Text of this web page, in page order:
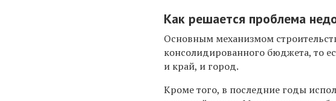
Как решается проблема
Основным механизмом
консолидированного бюджета, то
и край, и город.
Кроме того, в последние годы